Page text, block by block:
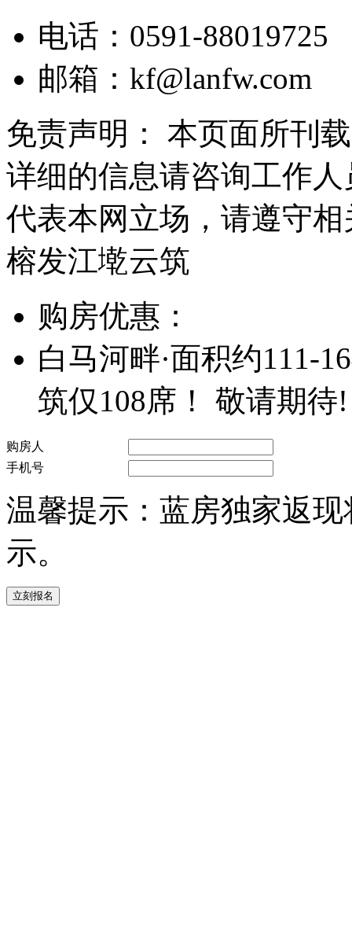
电话：0591-88019725
邮箱： kf@lanfw.com
免责声明： 本页面所刊
详细的信息请咨询工作
代表本网立场，请遵守
榕发江墘云筑
购房优惠：
白马河畔·面积约111-
筑仅108席！ 敬请期待!
购房人
手机号
温馨提示：蓝房独家返
示。